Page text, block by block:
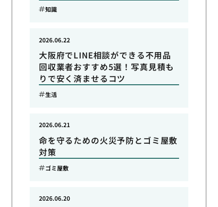
知識
大阪府でLINE相談ができる不用品
回収業者おすすめ5選！写真見積も
りで安く済ませるコツ
2026.06.22
生活
命を守るための火災予防とゴミ屋敷
対策
2026.06.21
ゴミ屋敷
2026.06.20